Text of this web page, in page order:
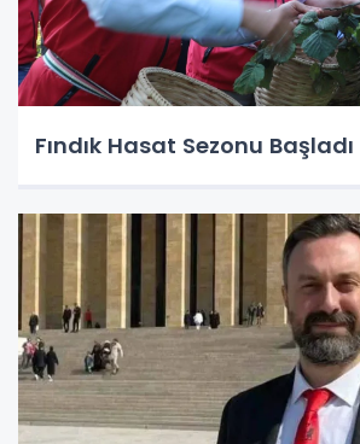
Fındık Hasat Sezonu Başladı